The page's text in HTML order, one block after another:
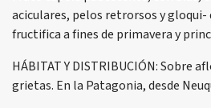
aciculares, pelos retrorsos y gloqui-
fructifica a fines de primavera y
HÁBITAT Y DISTRIBUCIÓN: Sobre
grietas. En la Patagonia, desde